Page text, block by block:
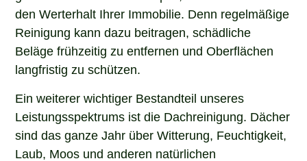
den Werterhalt Ihrer Immobilie. Denn regelmäßige
Reinigung kann dazu beitragen, schädliche
Beläge frühzeitig zu entfernen und Oberflächen
langfristig zu schützen.
Ein weiterer wichtiger Bestandteil unseres
Leistungsspektrums ist die Dachreinigung. Dächer
sind das ganze Jahr über Witterung, Feuchtigkeit,
Laub, Moos und anderen natürlichen